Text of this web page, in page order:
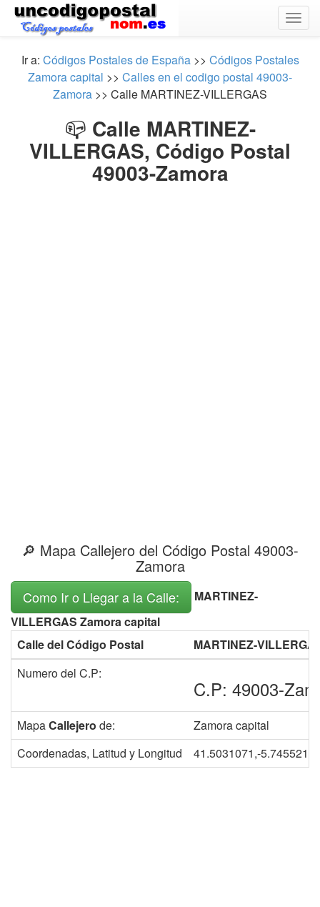
Ir a: Códigos Postales de España>> Códigos Postales
Zamora capital >> Calles en el codigo postal 49003-
Zamora >> Calle MARTINEZ-VILLERGAS
📪 Calle MARTINEZ-
VILLERGAS, Código Postal
49003-Zamora
🔎 Mapa Callejero del Código Postal 49003-
Zamora
Como Ir o Llegar a la Calle:
MARTINEZ-
VILLERGAS Zamora capital
Calle del Código Postal
MARTINEZ-
Numero del C.P:
C.P: 49003-
MapaCallejero de:
Zamora capital
Coordenadas, Latitud y Longitud
41.5031071,-5.7455219